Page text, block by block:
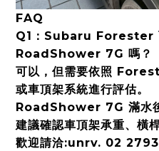
FAQ
Q1：Subaru Forester
RoadShower 7G 嗎？
可以，但需要依照
或車頂架系統進行評估。
RoadShower 7G 滿水
建議確認車頂架承重、橫
歡迎請洽:unrv. 02